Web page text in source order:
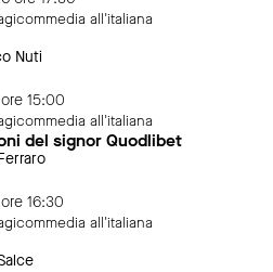
all'italiana
Nuti
15:00
all'italiana
del signor Quodlibet
16:30
all'italiana